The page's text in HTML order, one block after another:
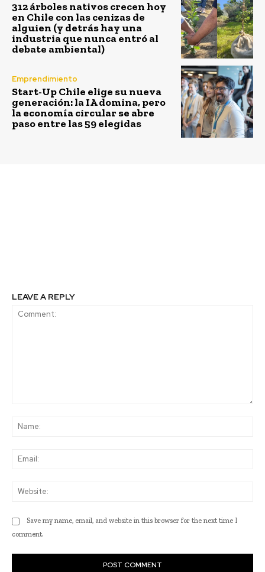
312 árboles nativos crecen hoy
en Chile con las cenizas de
alguien (y detrás hay una
industria que nunca entró al
debate ambiental)
Emprendimiento
Start-Up Chile elige su nueva
generación: la IA domina, pero
la economía circular se abre
paso entre las 59 elegidas
LEAVE A REPLY
Save my name, email, and website in this browser for the next time I
comment.